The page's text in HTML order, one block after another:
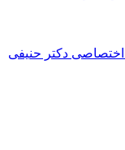
اختصاصی دکتر حنیفی